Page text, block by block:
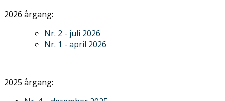
2026 årgang:
Nr. 2 - juli 2026
Nr. 1 - april 2026
2025 årgang: